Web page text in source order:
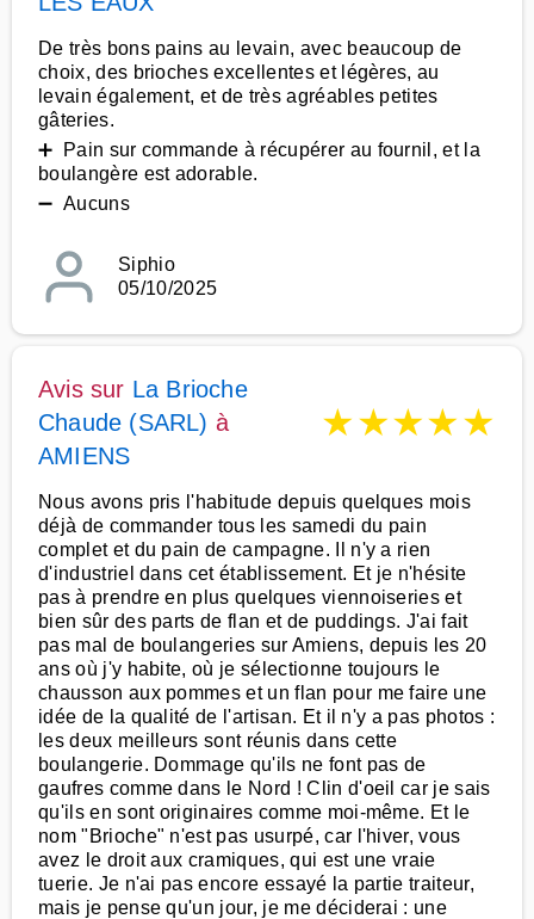
De très bons pains au levain, avec beaucoup de
choix, des brioches excellentes et légères, au
levain également, et de très agréables petites
gâteries.
➕ Pain sur commande à récupérer au fournil, et la
boulangère est adorable.
➖ Aucuns
Siphio
05/10/2025
Avis sur La Brioche
Chaude (SARL) à
AMIENS
★★★★★
Nous avons pris l'habitude depuis quelques mois
déjà de commander tous les samedi du pain
complet et du pain de campagne. Il n'y a rien
d'industriel dans cet établissement. Et je n'hésite
pas à prendre en plus quelques viennoiseries et
bien sûr des parts de flan et de puddings. J'ai fait
pas mal de boulangeries sur Amiens, depuis les 20
ans où j'y habite, où je sélectionne toujours le
chausson aux pommes et un flan pour me faire une
idée de la qualité de l'artisan. Et il n'y a pas photos :
les deux meilleurs sont réunis dans cette
boulangerie. Dommage qu'ils ne font pas de
gaufres comme dans le Nord ! Clin d'oeil car je sais
qu'ils en sont originaires comme moi-même. Et le
nom "Brioche" n'est pas usurpé, car l'hiver, vous
avez le droit aux cramiques, qui est une vraie
tuerie. Je n'ai pas encore essayé la partie traiteur,
mais je pense qu'un jour, je me déciderai : une